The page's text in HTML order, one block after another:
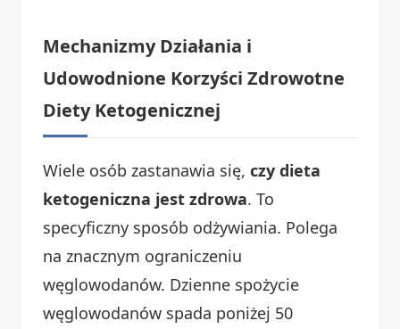
Mechanizmy Działania i
Udowodnione Korzyści Zdrowotne
Diety Ketogenicznej
Wiele osób zastanawia się, czy dieta
ketogeniczna jest zdrowa. To
specyficzny sposób odżywiania. Polega
na znacznym ograniczeniu
węglowodanów. Dzienne spożycie
węglowodanów spada poniżej 50